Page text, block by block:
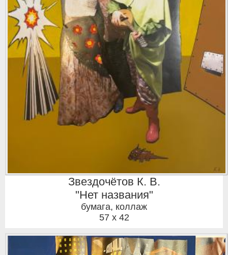
Звездочётов К. В.
"Нет названия"
бумага, коллаж
57 x 42